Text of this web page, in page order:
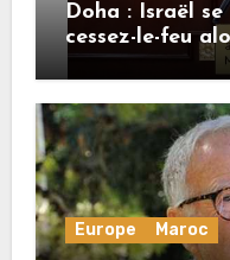
Doha : Israël
cessez-le-feu
honore ses
Europe Maroc